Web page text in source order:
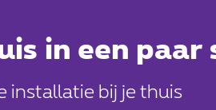
in een paar
installatie bij je thuis